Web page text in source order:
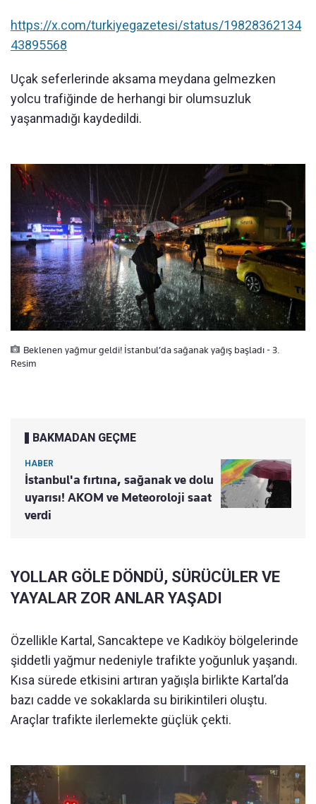
https://x.com/turkiyegazetesi/status/19828362134
43895568
Uçak seferlerinde aksama meydana gelmezken
yolcu trafiğinde de herhangi bir olumsuzluk
yaşanmadığı kaydedildi.
Beklenen yağmur geldi! İstanbul’da sağanak yağış başladı - 3.
Resim
BAKMADAN GEÇME
HABER
İstanbul'a fırtına, sağanak ve dolu
uyarısı! AKOM ve Meteoroloji saat
verdi
YOLLAR GÖLE DÖNDÜ, SÜRÜCÜLER VE
YAYALAR ZOR ANLAR YAŞADI
Özellikle Kartal, Sancaktepe ve Kadıköy bölgelerinde
şiddetli yağmur nedeniyle trafikte yoğunluk yaşandı.
Kısa sürede etkisini artıran yağışla birlikte Kartal’da
bazı cadde ve sokaklarda su birikintileri oluştu.
Araçlar trafikte ilerlemekte güçlük çekti.